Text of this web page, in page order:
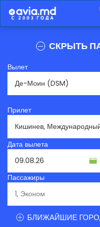
СКРЫТЬ
Вылет
Прилет
Дата вылета
Пассажиры
БЛИЖАЙШИЕ